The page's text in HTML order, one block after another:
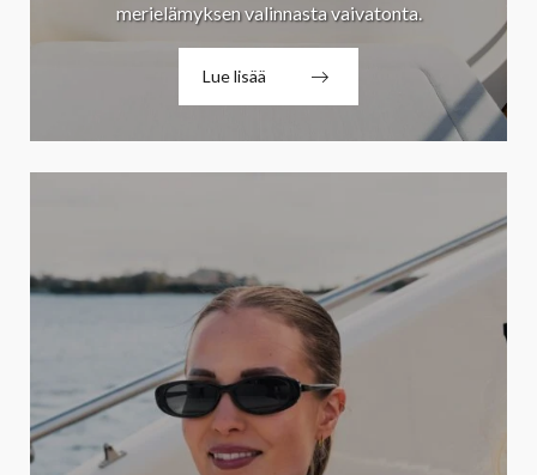
merielämyksen valinnasta vaivatonta.
Lue lisää